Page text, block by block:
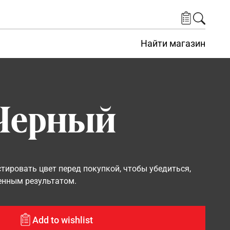
Найти магазин
цвет перед покупкой, чтобы убедиться,
результатом.
Add to wishlist